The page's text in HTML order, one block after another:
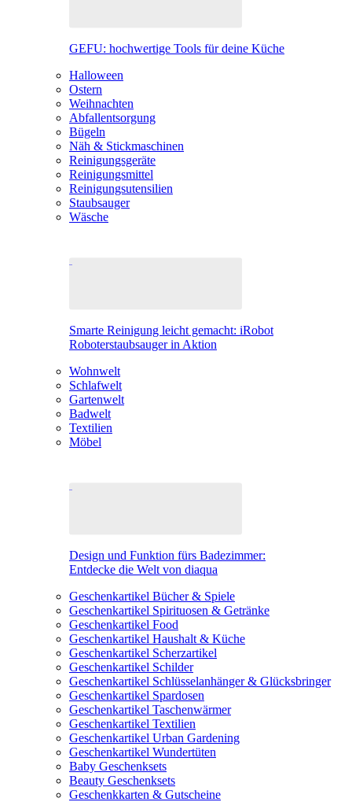
GEFU: hochwertige Tools für deine Küche
Halloween
Ostern
Weihnachten
Abfallentsorgung
Bügeln
Näh & Stickmaschinen
Reinigungsgeräte
Reinigungsmittel
Reinigungsutensilien
Staubsauger
Wäsche
Smarte Reinigung leicht gemacht: iRobot
Roboterstaubsauger in Aktion
Wohnwelt
Schlafwelt
Gartenwelt
Badwelt
Textilien
Möbel
Design und Funktion fürs Badezimmer:
Entdecke die Welt von diaqua
Geschenkartikel Bücher & Spiele
Geschenkartikel Spirituosen & Getränke
Geschenkartikel Food
Geschenkartikel Haushalt & Küche
Geschenkartikel Scherzartikel
Geschenkartikel Schilder
Geschenkartikel Schlüsselanhänger & Glücksbringer
Geschenkartikel Spardosen
Geschenkartikel Taschenwärmer
Geschenkartikel Textilien
Geschenkartikel Urban Gardening
Geschenkartikel Wundertüten
Baby Geschenksets
Beauty Geschenksets
Geschenkkarten & Gutscheine